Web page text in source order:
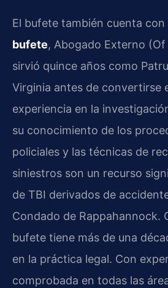
El bufete también cuenta con
bufete, Abogado Externo (Of
sirvió quince años como
Virginia antes de convertirse
experiencia en la
su conocimiento de los
policiales y las técnicas de
siniestros son un recurso
de TBI derivados de
Condado de Rappahannock.
bufete tiene más de una
en la práctica legal. Con
comprobada en todas las